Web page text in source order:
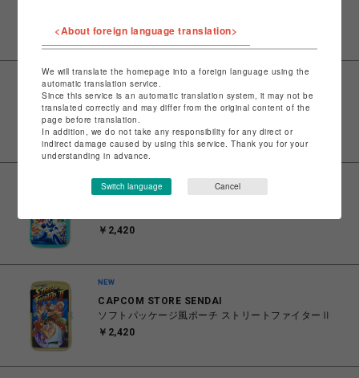
（044） 700
￥15,400
サマンサベガ
ロゴテープキャンバストートバッグ（小）【ブラッ
ク】
￥16,500
￥2,420
CAPCOM STORE SENDAI
ソフトパッケージ風ポーチ ストリートファイターⅡ
￥2,420
<About foreign language translation>
We will translate the homepage into a foreign language using the
automatic translation service.
Since this service is an automatic translation system, it may not be
translated correctly and may differ from the original content of the
page before translation.
In addition, we do not take any responsibility for any direct or
indirect damage caused by using this service. Thank you for your
understanding in advance.
Switch language Cancel